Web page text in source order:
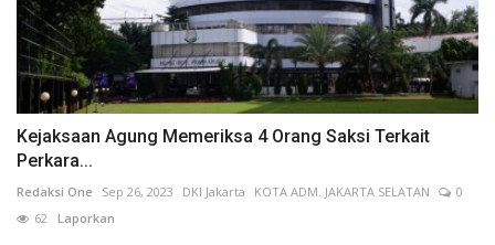
Kejaksaan Agung Memeriksa 4 Orang Saksi Terkait
Perkara...
Redaksi One Sep 26, 2023 DKI Jakarta KOTA ADM. JAKARTA SELATAN
0
62 Laporkan